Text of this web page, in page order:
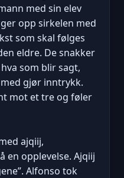
med sin elev
opp sirkelen med
som skal følges
eldre. De snakker
som blir sagt,
gjør inntrykk.
mot et tre og føler
ajqiij,
en opplevelse. Ajqiij
Alfonso tok